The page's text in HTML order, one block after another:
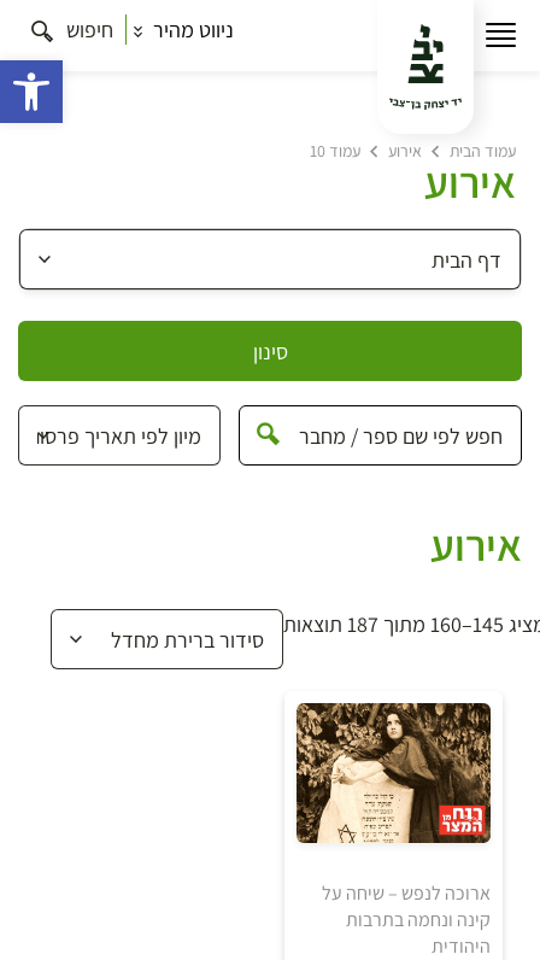
ניווט מהיר חיפוש
עמוד הבית אירוע עמוד 10
אירוע
סינון
אירוע
מתוך 187 תוצאות
ארוכה לנפש – שיחה על
קינה ונחמה בתרבות
היהודית